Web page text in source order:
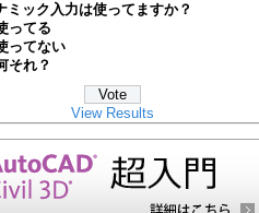
ミック入力は使ってますか？
ってる
ってない
それ？
View Results